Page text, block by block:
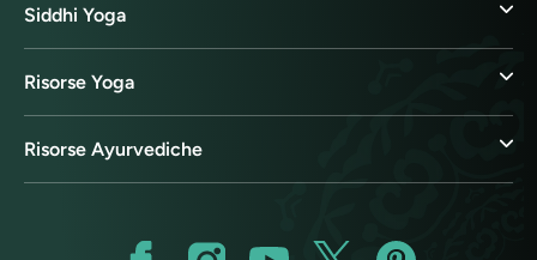
Siddhi Yoga
Risorse Yoga
Risorse Ayurvediche